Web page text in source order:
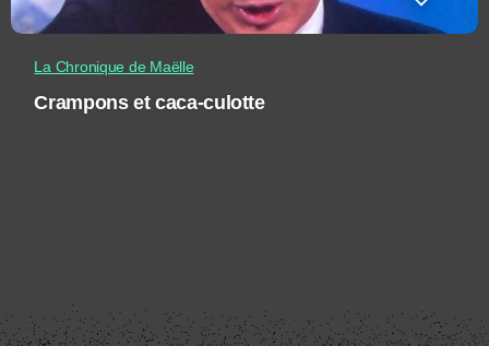
La Chronique de Maëlle
Crampons et caca-culotte